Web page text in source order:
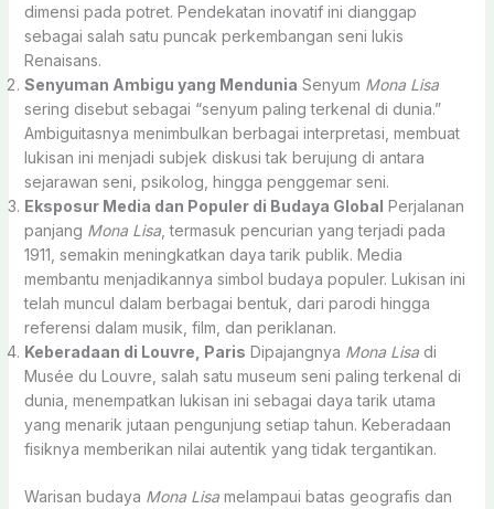
dimensi pada potret. Pendekatan inovatif ini dianggap
sebagai salah satu puncak perkembangan seni lukis
Renaisans.
Senyuman Ambigu yang Mendunia Senyum Mona Lisa
sering disebut sebagai “senyum paling terkenal di dunia.”
Ambiguitasnya menimbulkan berbagai interpretasi, membuat
lukisan ini menjadi subjek diskusi tak berujung di antara
sejarawan seni, psikolog, hingga penggemar seni.
Eksposur Media dan Populer di Budaya Global Perjalanan
panjang Mona Lisa, termasuk pencurian yang terjadi pada
1911, semakin meningkatkan daya tarik publik. Media
membantu menjadikannya simbol budaya populer. Lukisan ini
telah muncul dalam berbagai bentuk, dari parodi hingga
referensi dalam musik, film, dan periklanan.
Keberadaan di Louvre, Paris Dipajangnya Mona Lisadi
Musée du Louvre, salah satu museum seni paling terkenal di
dunia, menempatkan lukisan ini sebagai daya tarik utama
yang menarik jutaan pengunjung setiap tahun. Keberadaan
fisiknya memberikan nilai autentik yang tidak tergantikan.
Warisan budaya Mona Lisamelampaui batas geografis dan